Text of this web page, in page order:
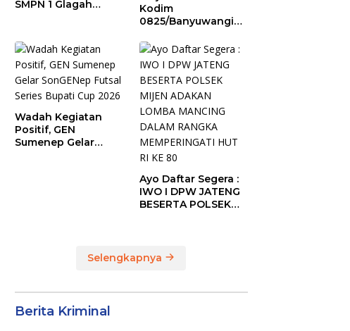
SMPN 1 Glagah
Championship 1
Kodim
0825/Banyuwangi
Periodik I Tahun
2026
Wadah Kegiatan
Positif, GEN
Sumenep Gelar
Ayo Daftar Segera :
IWO I DPW JATENG
BESERTA POLSEK
MEMPERINGATI HUT
RI KE 80
Selengkapnya
Berita Kriminal